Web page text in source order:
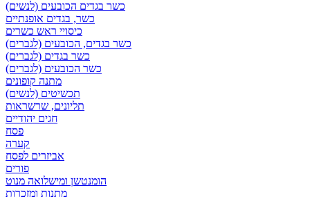
כשר בגדים הכובעים (לנשים)
כשר, בגדים אופנתיים
כיסויי ראש כשרים
כשר בגדים, הכובעים (לגברים)
כשר בגדים (לגברים)
כשר הכובעים (לגברים)
מתנה קופונים
תכשיטים (לנשים)
תליונים, שרשראות
חגים יהודיים
פסח
קערה
אביזרים לפסח
פורים
הומנטשן ומישלואה מנוט
מתנות ומזכרות